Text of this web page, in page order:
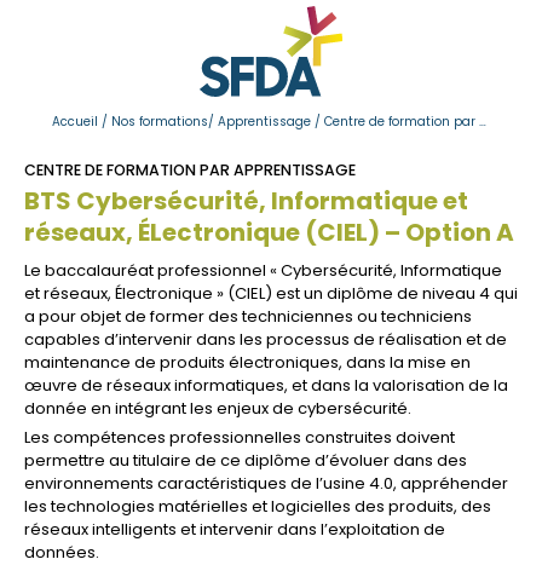
Accueil / Nos formations/Apprentissage /Centre de formation par apprentissage
CENTRE DE FORMATION PAR APPRENTISSAGE
BTS Cybersécurité, Informatique et
réseaux, ÉLectronique (CIEL) – Option A
Le baccalauréat professionnel « Cybersécurité, Informatique
et réseaux, Électronique » (CIEL) est un diplôme de niveau 4 qui
a pour objet de former des techniciennes ou techniciens
capables d’intervenir dans les processus de réalisation et de
maintenance de produits électroniques, dans la mise en
œuvre de réseaux informatiques, et dans la valorisation de la
donnée en intégrant les enjeux de cybersécurité.
Les compétences professionnelles construites doivent
permettre au titulaire de ce diplôme d’évoluer dans des
environnements caractéristiques de l’usine 4.0, appréhender
les technologies matérielles et logicielles des produits, des
réseaux intelligents et intervenir dans l’exploitation de
données.